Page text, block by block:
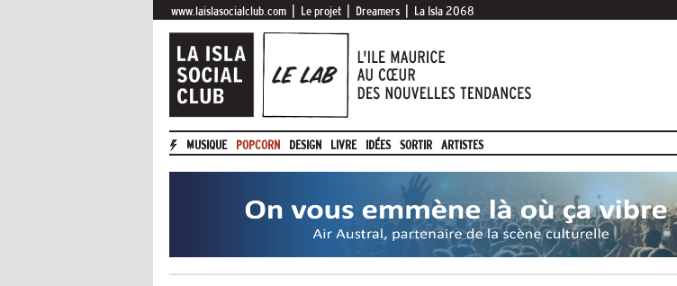
www.laislasocialclub.com Le projet Dreamers La Isla 2068
MUSIQUE POPCORN DESIGN LIVRE IDÉES SORTIR ARTISTES